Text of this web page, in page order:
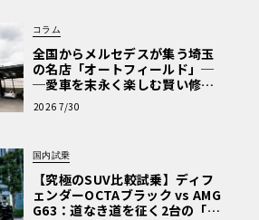
コラム
全国からメルセデスが集う埼玉
の名店「オートフィールド」─
─愛車を末永く楽しむ賢い修理
術と、プロがフックス製オイル
を選ぶ理由〈PR〉
2026 7/30
国内試乗
【究極のSUV比較試乗】ディフ
ェンダーOCTAブラック vs AMG
G63：道なき道を征く2台の「対